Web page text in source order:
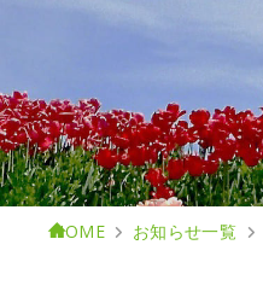
HOME お知らせ一覧